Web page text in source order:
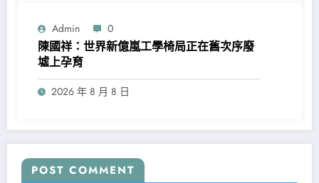
Admin 0
陳國祥：世界新億嵐工學椅局正在舊次序廢
墟上孕育
2026 年 8 月 8 日
POST COMMENT